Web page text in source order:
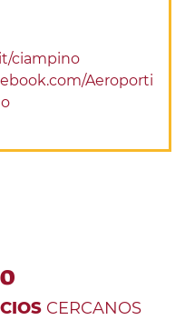
ciampino
Aeroporti
CERCANOS